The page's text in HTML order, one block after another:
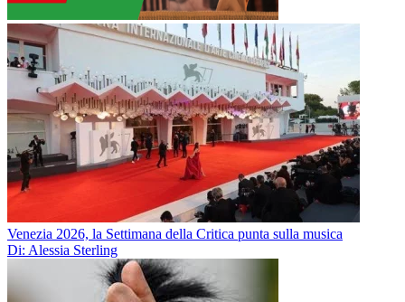
Venezia 2026, la Settimana della Critica punta sulla musica
Di: Alessia Sterling